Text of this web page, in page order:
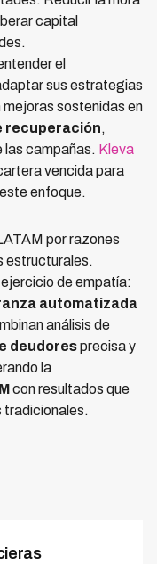
capital
el
sus estrategias
sostenidas en
recuperación,
las campañas. Kleva
vencida para
enfoque.
por razones
estructurales.
ejercicio de empatía:
automatizada
análisis de
deudoresprecisa y
la
con resultados que
tradicionales.